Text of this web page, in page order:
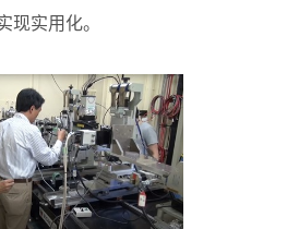
现实用化。